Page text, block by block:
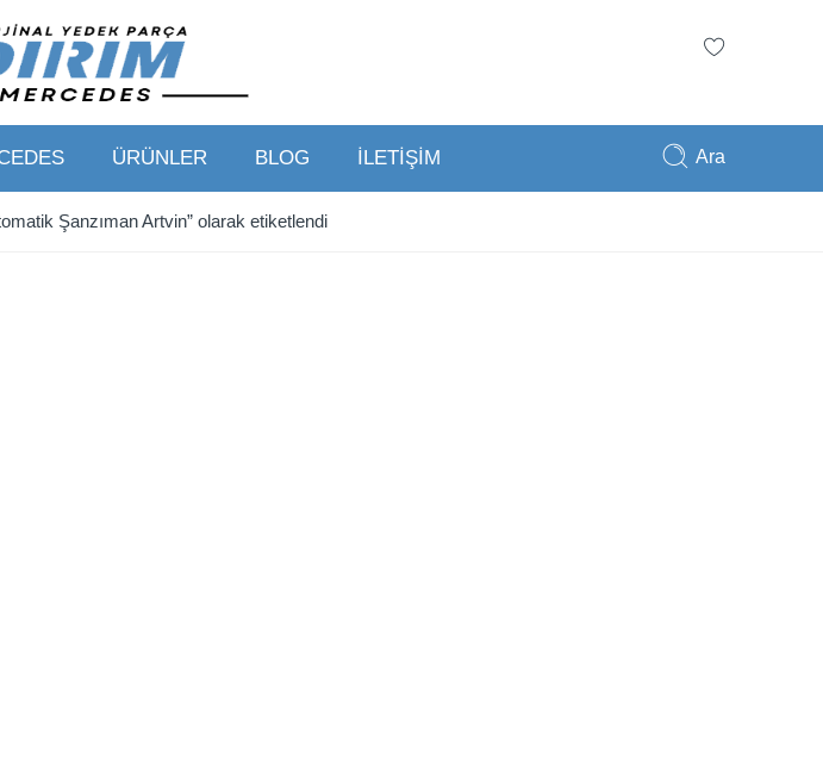
ÜRÜNLER BLOG İLETİŞİM Ara
Şanzıman Artvin” olarak etiketlendi